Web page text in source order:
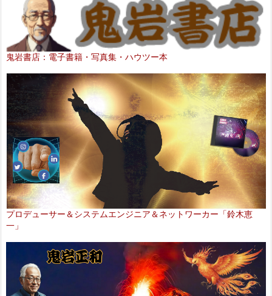
鬼岩書店：電子書籍・写真集・ハウツー本
プロデューサー＆システムエンジニア＆ネットワーカー「鈴木恵
一」